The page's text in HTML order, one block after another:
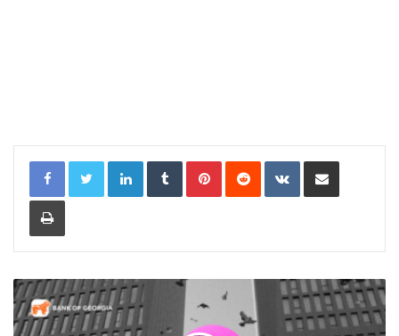
LinkedInTumblr PinterestReddit VKontakteShare via Email
Print